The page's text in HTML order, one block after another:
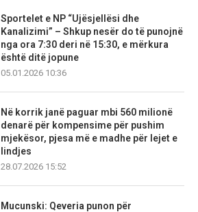
Sportelet e NP “Ujësjellësi dhe
Kanalizimi” – Shkup nesër do të punojnë
nga ora 7:30 deri në 15:30, e mërkura
është ditë jopune
05.01.2026 10:36
Në korrik janë paguar mbi 560 milionë
denarë për kompensime për pushim
mjekësor, pjesa më e madhe për lejet e
lindjes
28.07.2026 15:52
Mucunski: Qeveria punon për